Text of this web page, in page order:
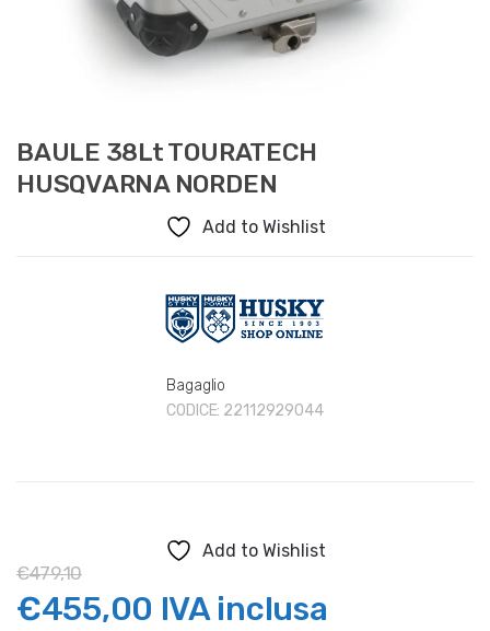
BAULE 38Lt TOURATECH
HUSQVARNA NORDEN
Add to Wishlist
Bagaglio
CODICE: 22112929044
Add to Wishlist
€479,10
Il
€455,00 IlIVA inclusa